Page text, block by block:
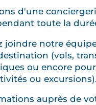
d'une
toute la
joindre notre
(vols,
ou encore
ou excursions).
auprès de